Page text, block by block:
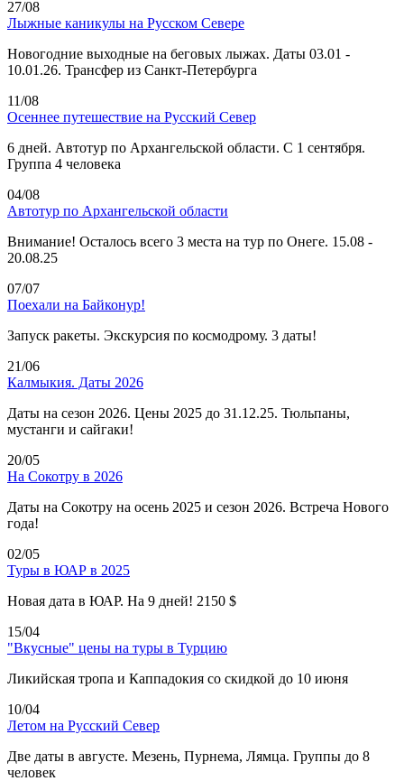
27/08
Лыжные каникулы на Русском Севере
Новогодние выходные на беговых лыжах. Даты 03.01 -
10.01.26. Трансфер из Санкт-Петербурга
11/08
Осеннее путешествие на Русский Север
6 дней. Автотур по Архангельской области. С 1 сентября.
Группа 4 человека
04/08
Автотур по Архангельской области
Внимание! Осталось всего 3 места на тур по Онеге. 15.08 -
20.08.25
07/07
Поехали на Байконур!
Запуск ракеты. Экскурсия по космодрому. 3 даты!
21/06
Калмыкия. Даты 2026
Даты на сезон 2026. Цены 2025 до 31.12.25. Тюльпаны,
мустанги и сайгаки!
20/05
На Сокотру в 2026
Даты на Сокотру на осень 2025 и сезон 2026. Встреча Нового
года!
02/05
Туры в ЮАР в 2025
Новая дата в ЮАР. На 9 дней! 2150 $
15/04
"Вкусные" цены на туры в Турцию
Ликийская тропа и Каппадокия со скидкой до 10 июня
10/04
Летом на Русский Север
Две даты в августе. Мезень, Пурнема, Лямца. Группы до 8
человек